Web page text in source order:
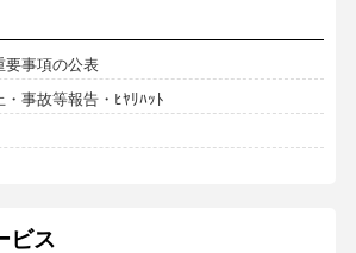
要事項の公表
事故等報告・ﾋﾔﾘﾊｯﾄ
ビス